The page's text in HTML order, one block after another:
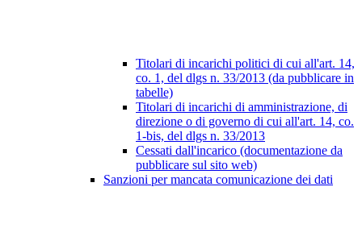
Titolari di incarichi politici di cui all'art. 14,
co. 1, del dlgs n. 33/2013 (da pubblicare in
tabelle)
Titolari di incarichi di amministrazione, di
direzione o di governo di cui all'art. 14, co.
1-bis, del dlgs n. 33/2013
Cessati dall'incarico (documentazione da
pubblicare sul sito web)
Sanzioni per mancata comunicazione dei dati